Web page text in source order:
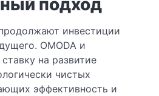
подход
инвестиции
OMODA и
на развитие
чистых
эффективность и